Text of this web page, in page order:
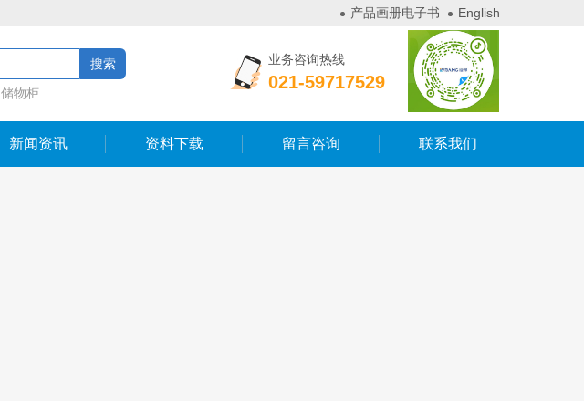
产品画册电子书 English
储物柜
业务咨询热线
021-59717529
新闻资讯 资料下载 留言咨询 联系我们